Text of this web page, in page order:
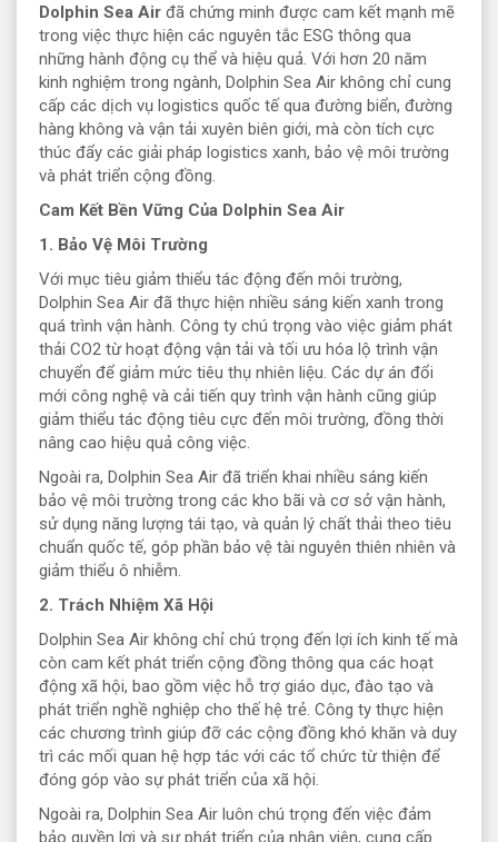
Dolphin Sea Air đã chứng minh được cam kết mạnh mẽ
trong việc thực hiện các nguyên tắc ESG thông qua
những hành động cụ thể và hiệu quả. Với hơn 20 năm
kinh nghiệm trong ngành, Dolphin Sea Air không chỉ cung
cấp các dịch vụ logistics quốc tế qua đường biển, đường
hàng không và vận tải xuyên biên giới, mà còn tích cực
thúc đẩy các giải pháp logistics xanh, bảo vệ môi trường
và phát triển cộng đồng.
Cam Kết Bền Vững Của Dolphin Sea Air
1. Bảo Vệ Môi Trường
Với mục tiêu giảm thiểu tác động đến môi trường,
Dolphin Sea Air đã thực hiện nhiều sáng kiến xanh trong
quá trình vận hành. Công ty chú trọng vào việc giảm phát
thải CO2 từ hoạt động vận tải và tối ưu hóa lộ trình vận
chuyển để giảm mức tiêu thụ nhiên liệu. Các dự án đổi
mới công nghệ và cải tiến quy trình vận hành cũng giúp
giảm thiểu tác động tiêu cực đến môi trường, đồng thời
nâng cao hiệu quả công việc.
Ngoài ra, Dolphin Sea Air đã triển khai nhiều sáng kiến
bảo vệ môi trường trong các kho bãi và cơ sở vận hành,
sử dụng năng lượng tái tạo, và quản lý chất thải theo tiêu
chuẩn quốc tế, góp phần bảo vệ tài nguyên thiên nhiên và
giảm thiểu ô nhiễm.
2. Trách Nhiệm Xã Hội
Dolphin Sea Air không chỉ chú trọng đến lợi ích kinh tế mà
còn cam kết phát triển cộng đồng thông qua các hoạt
động xã hội, bao gồm việc hỗ trợ giáo dục, đào tạo và
phát triển nghề nghiệp cho thế hệ trẻ. Công ty thực hiện
các chương trình giúp đỡ các cộng đồng khó khăn và duy
trì các mối quan hệ hợp tác với các tổ chức từ thiện để
đóng góp vào sự phát triển của xã hội.
Ngoài ra, Dolphin Sea Air luôn chú trọng đến việc đảm
bảo quyền lợi và sự phát triển của nhân viên, cung cấp